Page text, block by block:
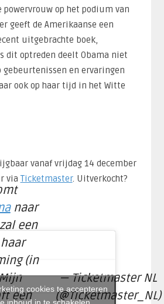
powervrouw op het podium van
geeft de Amerikaanse een
uitgebrachte boek,
dit optreden deelt Obama niet
en ervaringen
ook op haar tijd in het Witte
vanaf vrijdag 14 december
viaTicketmaster. Uitverkocht?
naar
een
(in
een
— Ticketmaster NL
(@Ticketmaster_NL)
cookies te accepteren